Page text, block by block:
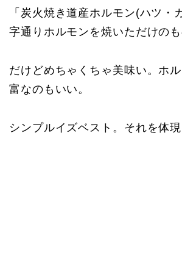
「炭火焼き道産ホルモン(ハツ・
字通りホルモンを焼いただけのも
だけどめちゃくちゃ美味い。ホ
富なのもいい。
シンプルイズベスト。それを体現